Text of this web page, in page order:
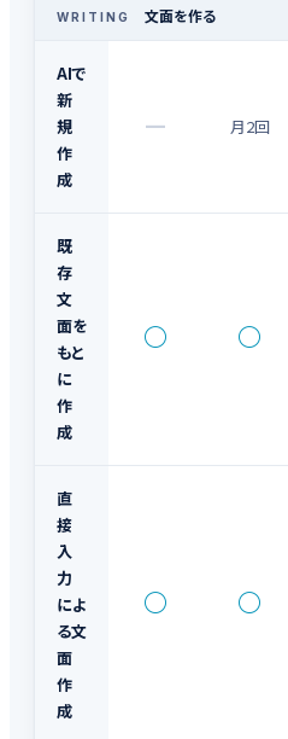
WRITING 文面を作る
AIで
新
規
作
成
— 月2回
既
存
文
面を
もと
に
作
成
○ ○
直
接
入
力
によ
る文
面
作
成
○ ○